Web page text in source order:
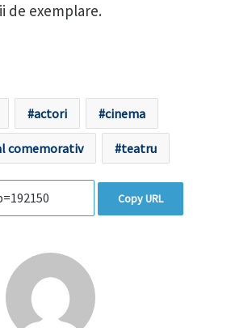
de exemplare.
actori cinema
comemorativ teatru
Copy URL